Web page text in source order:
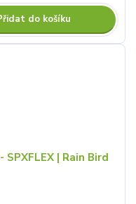
do košíku